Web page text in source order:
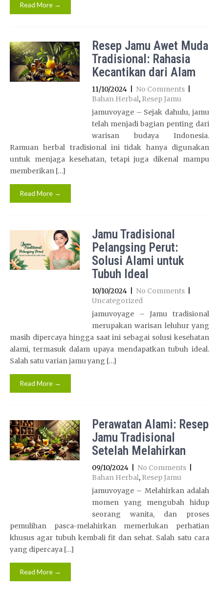
Read More →
Resep Jamu Awet Muda
Tradisional: Rahasia
Kecantikan dari Alam
11/10/2024 No Comments
Bahan Herbal, Resep Jamu
jamuvoyage – Sejak dahulu, jamu
telah menjadi bagian penting dari
warisan budaya Indonesia.
Ramuan herbal tradisional ini tidak hanya digunakan
untuk menjaga kesehatan, tetapi juga dikenal mampu
memberikan […]
Read More →
Jamu Tradisional
Pelangsing Perut:
Solusi Alami untuk
Tubuh Ideal
10/10/2024 No Comments
Uncategorized
jamuvoyage – Jamu tradisional
merupakan warisan leluhur yang
masih dipercaya hingga saat ini sebagai solusi kesehatan
alami, termasuk dalam upaya mendapatkan tubuh ideal.
Salah satu varian jamu yang […]
Read More →
Perawatan Alami: Resep
Jamu Tradisional
Setelah Melahirkan
09/10/2024 No Comments
Bahan Herbal, Resep Jamu
jamuvoyage – Melahirkan adalah
momen yang mengubah hidup
seorang wanita, dan proses
pemulihan pasca-melahirkan memerlukan perhatian
khusus agar tubuh kembali fit dan sehat. Salah satu cara
yang dipercaya […]
Read More →